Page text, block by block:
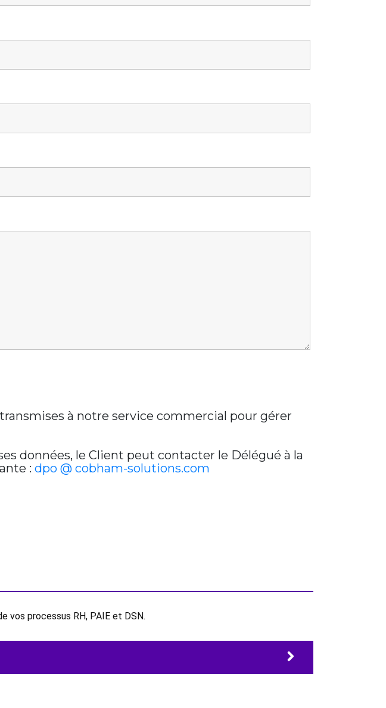
à notre service commercial pour gérer
données, le Client peut contacter le Délégué à la
: dpo @ cobham-solutions.com
vos processus RH, PAIE et DSN.